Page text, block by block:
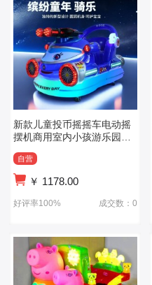
新款儿童投币摇摇车电动摇
摆机商用室内小孩游乐园电
自营
￥ 1178.00
好评率100% 成交数：0